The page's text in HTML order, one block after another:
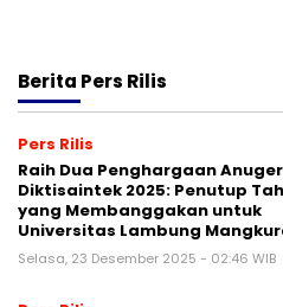
Berita Pers Rilis
Pers Rilis
Raih Dua Penghargaan
Diktisaintek 2025: Penutup
yang Membanggakan untuk
Universitas Lambung
Selasa, 23 Desember 2025 - 02:46 WIB